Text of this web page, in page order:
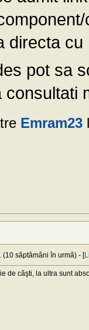
directa
pot sa
consultati
Emram23
săptămâni în urmă) - [
de căşti, la ultra sunt